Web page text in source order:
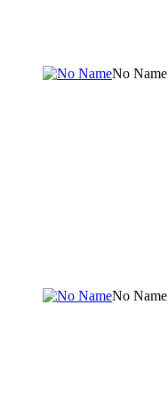
No Name
No Name